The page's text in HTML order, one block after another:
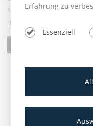
Name, E-Mail-Adresse
meinen nächsten
Erfahrung zu
Essenziell